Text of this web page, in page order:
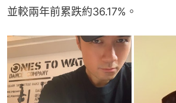
並較兩年前累跌約36.17%。